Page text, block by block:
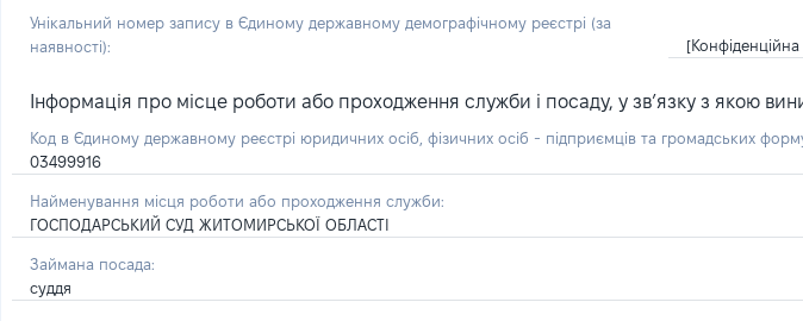
Унікальний номер запису в Єдиному державному демографічному реєстрі (за
наявності):
Інформація про місце роботи або проходження служби і посаду, у зв’язку з якою
Код в Єдиному державному реєстрі юридичних осіб, фізичних осіб - підприємців та громадських
03499916
Найменування місця роботи або проходження служби:
ГОСПОДАРСЬКИЙ СУД ЖИТОМИРСЬКОЇ ОБЛАСТІ
Займана посада:
суддя